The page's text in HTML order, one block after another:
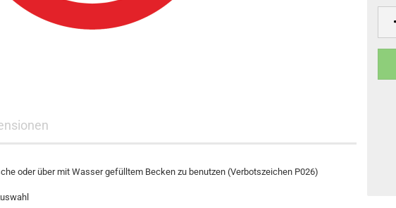
oder über mit Wasser gefülltem Becken zu benutzen (Verbotszeichen P026)